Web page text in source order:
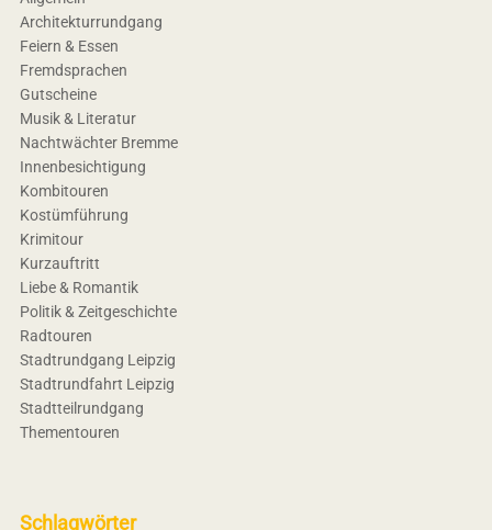
Architekturrundgang
Feiern & Essen
Fremdsprachen
Gutscheine
Musik & Literatur
Nachtwächter Bremme
Innenbesichtigung
Kombitouren
Kostümführung
Krimitour
Kurzauftritt
Liebe & Romantik
Politik & Zeitgeschichte
Radtouren
Stadtrundgang Leipzig
Stadtrundfahrt Leipzig
Stadtteilrundgang
Thementouren
Schlagwörter